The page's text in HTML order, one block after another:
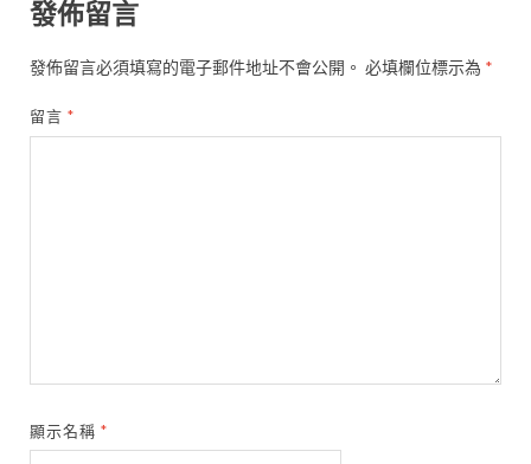
發佈留言
發佈留言必須填寫的電子郵件地址不會公開。 必填欄位標示為 *
留言*
顯示名稱*